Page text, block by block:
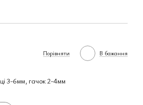
Порівняти В бажання
3-6мм, гачок 2-4мм